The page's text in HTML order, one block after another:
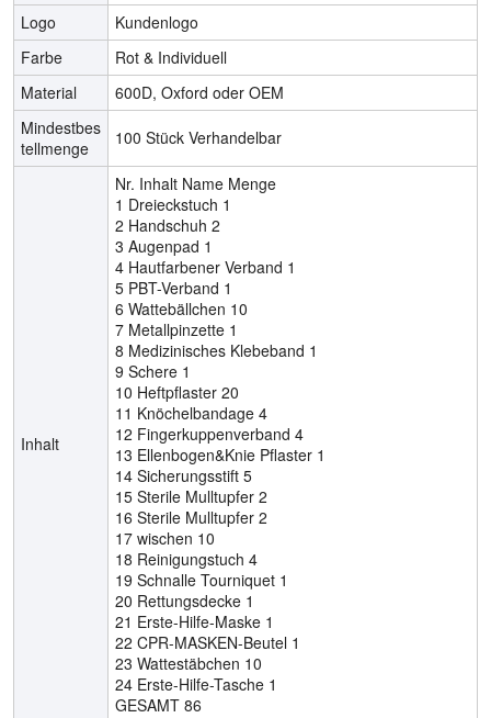
Logo
Kundenlogo
Farbe
Rot & Individuell
Material
600D, Oxford oder OEM
Mindestbes
tellmenge
100 Stück Verhandelbar
Inhalt
Nr. Inhalt Name Menge
1 Dreieckstuch 1
2 Handschuh 2
3 Augenpad 1
4 Hautfarbener Verband 1
5 PBT-Verband 1
6 Wattebällchen 10
7 Metallpinzette 1
8 Medizinisches Klebeband 1
9 Schere 1
10 Heftpflaster 20
11 Knöchelbandage 4
12 Fingerkuppenverband 4
13 Ellenbogen&Knie Pflaster 1
14 Sicherungsstift 5
15 Sterile Mulltupfer 2
16 Sterile Mulltupfer 2
17 wischen 10
18 Reinigungstuch 4
19 Schnalle Tourniquet 1
20 Rettungsdecke 1
21 Erste-Hilfe-Maske 1
22 CPR-MASKEN-Beutel 1
23 Wattestäbchen 10
24 Erste-Hilfe-Tasche 1
GESAMT 86